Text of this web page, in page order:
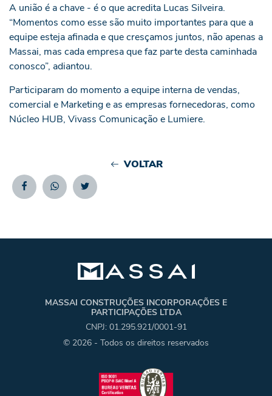
A união é a chave - é o que acredita Lucas Silveira.
“Momentos como esse são muito importantes para que a
equipe esteja afinada e que cresçamos juntos, não apenas a
Massai, mas cada empresa que faz parte desta caminhada
conosco”, adiantou.
Participaram do momento a equipe interna de vendas,
comercial e Marketing e as empresas fornecedoras, como
Núcleo HUB, Vivass Comunicação e Lumiere.
VOLTAR
FacebookWhatsappTwitter
MASSAI CONSTRUÇÕES INCORPORAÇÕES E
PARTICIPAÇÕES LTDA
CNPJ: 01.295.921/0001-91
© 2026 - Todos os direitos reservados